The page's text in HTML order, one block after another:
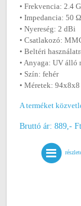
• Frekvencia: 2.4
• Impedancia: 50 Ω
• Nyereség: 2 dBi
• Csatlakozó:
• Beltéri
• Anyaga: UV álló
• Szín: fehér
• Méretek: 94x8x8
A terméket
Bruttó ár: 889,-